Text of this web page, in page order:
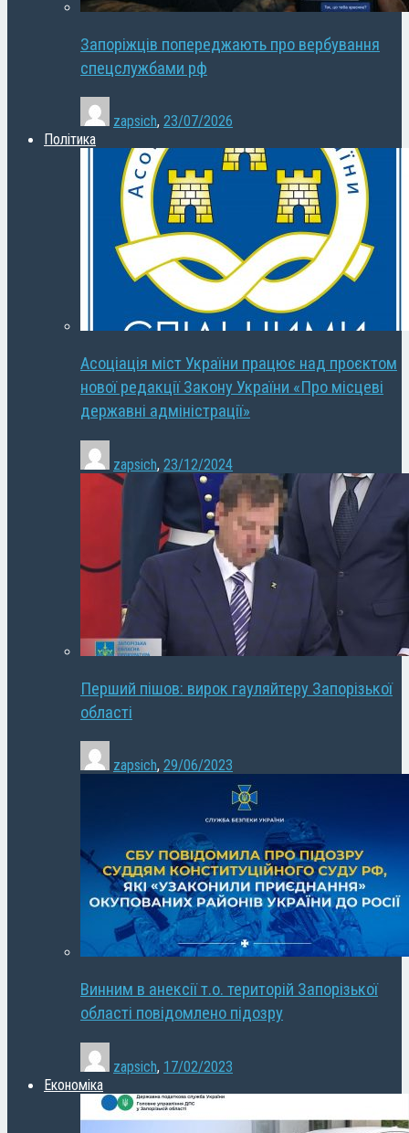
Запоріжців попереджають про вербування
спецслужбами рф
zapsich, 23/07/2026
Політика
Асоціація міст України працює над проєктом
нової редакції Закону України «Про місцеві
державні адміністрації»
zapsich, 23/12/2024
Перший пішов: вирок гауляйтеру Запорізької
області
zapsich, 29/06/2023
Винним в анексії т.о. територій Запорізької
області повідомлено підозру
zapsich, 17/02/2023
Економіка